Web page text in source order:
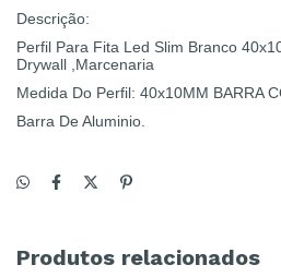
Descrição:
Perfil Para Fita Led Slim Branco
Drywall ,Marcenaria
Medida Do Perfil: 40x10MM BARRA
Barra De Aluminio.
Produtos relacionados